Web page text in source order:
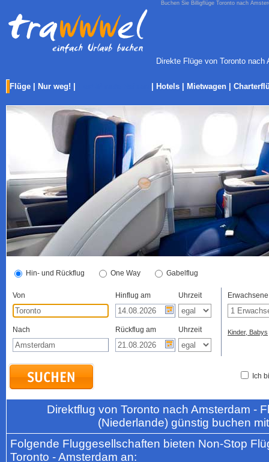
Buchen Sie Billigflüge Toronto nach
Direkte Flüge von Toronto
Flüge Nur weg! Hotels Mietwagen
Hin- und Rückflug One Way Gabelflug
Von Hinflug am Uhrzeit
Nach Rückflug am Uhrzeit
Erwachsene
Kinder, Babys
Ich
Direktflug von Toronto nach Amsterdam -
(Niederlande) günstig buchen
Folgende Fluggesellschaften bieten Non-Stop
Toronto - Amsterdam an: